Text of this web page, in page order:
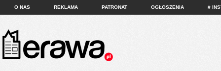
O NAS REKLAMA PATRONAT OGŁOSZENIA #